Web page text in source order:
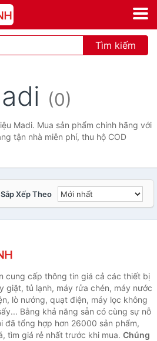
Tìm kiếm
(0)
Madi. Mua sản phẩm chính hãng với
tận nhà miễn phí, thu hộ COD
Sắp Xếp Theo
cung cấp thông tin giá cả các thiết bị
giặt, tủ lạnh, máy rửa chén, máy nước
lò nướng, quạt điện, máy lọc không
Bằng khả năng sẵn có cùng sự nỗ
đã tổng hợp hơn 26000 sản phẩm,
tìm giá rẻ nhất trước khi mua. Chúng